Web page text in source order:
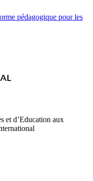
pédagogique pour les
et d’Education aux